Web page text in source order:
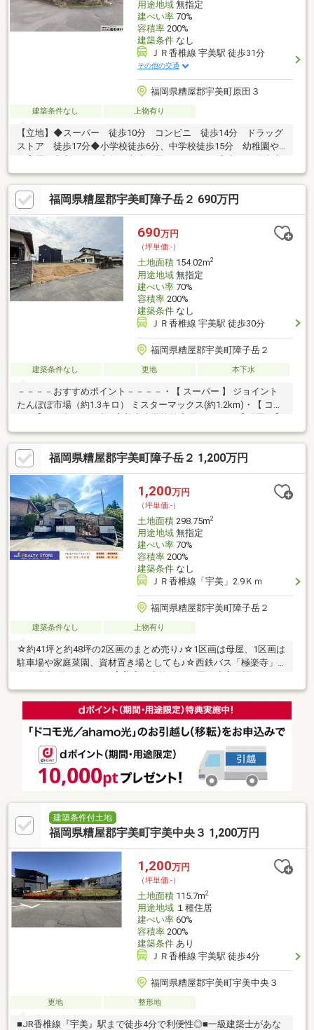
用途地域無指定
建ぺい率70%
容積率200%
建築条件なし
ＪＲ香椎線 宇美駅 徒歩31分
その他の交通
福岡県糟屋郡宇美町原田３
建築条件なし 上物有り
【立地】◆スーパー 徒歩10分 コンビニ 徒歩14分 ドラッグ
ストア 徒歩17分◆小学校徒歩6分、中学校徒歩15分 幼稚園や
院には車で約10分でアクセス可能☆◆JR香椎線「宇美」駅 徒歩
33分 「原田」バス停 徒歩8分 →バスに揺られること約一時
間で博多駅に着きます【住まいの相談窓口「住むばい」】
◇◆092-624-7739◇◆住まいのお悩み、資金計画まで幅広く対応
可能！リフォーム・リノベーションもご相談受付中♪どんな些細な
事でもお気軽にご相談ください☆
福岡県糟屋郡宇美町障子岳２ 690万円
690万円
（坪単価:-）
土地面積154.02m2
用途地域無指定
建ぺい率70%
容積率200%
建築条件なし
ＪＲ香椎線 宇美駅 徒歩30分
福岡県糟屋郡宇美町障子岳２
建築条件なし 更地 本下水
－－－－おすすめポイント－－－－・【 スーパー 】 ジョイント
たんぽぽ市場（約1.3キロ） ミスターマックス(約1.2km)・【 コン
ビニ 】 セブンイレブン 宇美東小学校前店(約1.1km)・【 公園 】
原の前スポーツ公園(約1.2km) 若杉の森(約2.3km)・【 小学校 】
宇美東小学校（約1km） が徒歩圏内で通学安心の立地です。・【
中学校 】 宇美東中学校（約1.3km） も近く、子育て世帯に最適。
－－－－－－－－－－－－－－－
福岡県糟屋郡宇美町障子岳２ 1,200万円
1,200万円
（坪単価:-）
土地面積298.75m2
用途地域無指定
建ぺい率70%
容積率200%
建築条件なし
ＪＲ香椎線「宇美」2.9Ｋｍ
福岡県糟屋郡宇美町障子岳２
建築条件なし 上物有り
☆約41坪と約48坪の2区画のまとめ売り♪☆1区画は母屋、1区画は
駐車場や家庭菜園、資材置き場としても♪☆西鉄バス「極楽寺」
お問合せ下さい♪●当社ネット掲載以外の物件もご紹介可能です！
【ローン、税金、資金計画など何でもお答えします】Q.気になる
お家がたくさんある！→A.すべての物件資料を一括してご提供し
ます♪Q.住宅ローンはどこの銀行で借りたらいいの？→A.諸条件を
開情報を知りたい！→A.これから公開を予定している物件情報も
ご紹介します
建築条件付土地
福岡県糟屋郡宇美町宇美中央３ 1,200万円
1,200万円
（坪単価:-）
土地面積115.7m2
用途地域１種住居
建ぺい率60%
容積率200%
建築条件あり
ＪＲ香椎線 宇美駅 徒歩4分
福岡県糟屋郡宇美町宇美中央３
更地 整形地
■JR香椎線『宇美』駅まで徒歩4分で利便性◎■一級建築士があな